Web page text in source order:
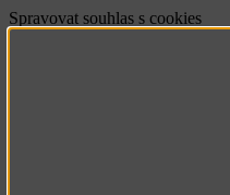
Spravovat souhlas s cookies